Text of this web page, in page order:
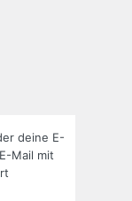
deine E-
Mail mit